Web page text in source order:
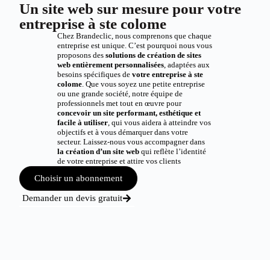
Un site web sur mesure pour votre
entreprise à ste colome
Chez Brandeclic, nous comprenons que chaque
entreprise est unique. C’est pourquoi nous vous
proposons des solutions de création de sites
web entièrement personnalisées, adaptées aux
besoins spécifiques de votre entreprise à ste
colome. Que vous soyez une petite entreprise
ou une grande société, notre équipe de
professionnels met tout en œuvre pour
concevoir un site performant, esthétique et
facile à utiliser, qui vous aidera à atteindre vos
objectifs et à vous démarquer dans votre
secteur. Laissez-nous vous accompagner dans
la création d’un site webqui reflète l’identité
de votre entreprise et attire vos clients
Choisir un abonnement
Demander un devis gratuit